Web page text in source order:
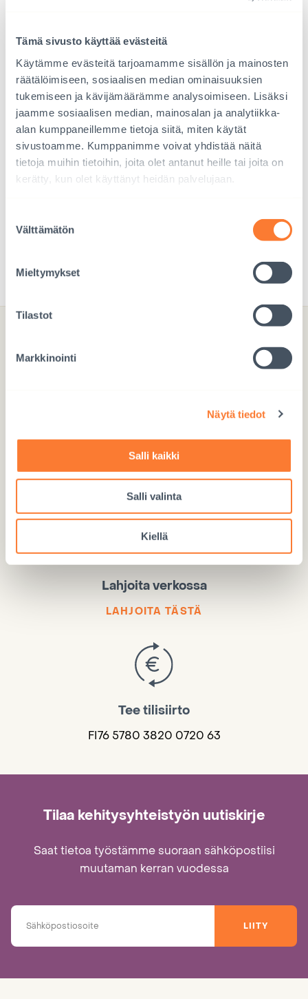
Tämä sivusto käyttää evästeitä
Käytämme evästeitä tarjoamamme sisällön ja mainosten
räätälöimiseen, sosiaalisen median ominaisuuksien
tukemiseen ja kävijämäärämme analysoimiseen. Lisäksi
jaamme sosiaalisen median, mainosalan ja analytiikka-
alan kumppaneillemme tietoja siitä, miten käytät
sivustoamme. Kumppanimme voivat yhdistää näitä
tietoja muihin tietoihin, joita olet antanut heille tai joita on
kerätty, kun olet käyttänyt heidän palvelujaan.
valinta
Välttämätön
Mieltymykset
Tilastot
Markkinointi
Näytä tiedot
Salli kaikki
Salli valinta
Kiellä
LisätietoaAdoptioperheet ry:n toiminnasta lapsille ja
Lahjoita Mobile Payllä
Lahjoita verkossa
LAHJOITA TÄSTÄ
Tee tilisiirto
FI76 5780 3820 0720 63
Tilaa kehitysyhteistyön uutiskirje
Saat tietoa työstämme suoraan sähköpostiisi
muutaman kerran vuodessa
LIITY